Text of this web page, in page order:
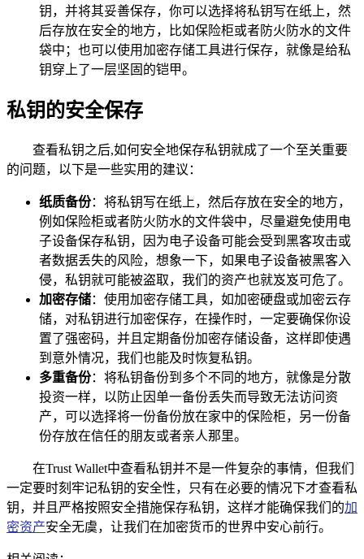
钥，并将其妥善保存，你可以选择将私钥写在纸上，然
后存放在安全的地方，比如保险柜或者防火防水的文件
袋中；也可以使用加密存储工具进行保存，就像是给私
钥穿上了一层坚固的铠甲。
私钥的安全保存
查看私钥之后,如何安全地保存私钥就成了一个至关重要
的问题，以下是一些实用的建议：
纸质备份：将私钥写在纸上，然后存放在安全的地方，
例如保险柜或者防火防水的文件袋中，尽量避免使用电
子设备保存私钥，因为电子设备可能会受到黑客攻击或
者数据丢失的风险，想象一下，如果电子设备被黑客入
侵，私钥就可能被盗取，我们的资产也就岌岌可危了。
加密存储：使用加密存储工具，如加密硬盘或加密云存
储，对私钥进行加密保存，在操作时，一定要确保你设
置了强密码，并且定期备份加密存储设备，这样即使遇
到意外情况，我们也能及时恢复私钥。
多重备份：将私钥备份到多个不同的地方，就像是分散
投资一样，以防止因单一备份丢失而导致无法访问资
产，可以选择将一份备份放在家中的保险柜，另一份备
份存放在信任的朋友或者亲人那里。
在Trust Wallet中查看私钥并不是一件复杂的事情，但我们
一定要时刻牢记私钥的安全性，只有在必要的情况下才查看私
钥，并且严格按照安全措施保存私钥，这样才能确保我们的加
密资产安全无虞，让我们在加密货币的世界中安心前行。